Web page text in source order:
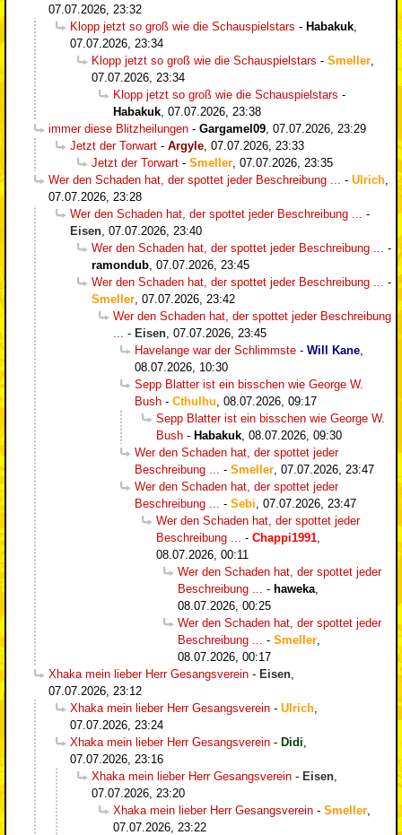
07.07.2026, 23:32
Klopp jetzt so groß wie die Schauspielstars - Habakuk
07.07.2026, 23:34
Klopp jetzt so groß wie die Schauspielstars - Smeller
07.07.2026, 23:34
Klopp jetzt so groß wie die Schauspielstars -
Habakuk 07.07.2026, 23:38
immer diese Blitzheilungen - Gargamel09 07.07.2026, 23:29
Jetzt der Torwart - Argyle 07.07.2026, 23:33
Jetzt der Torwart - Smeller 07.07.2026, 23:35
Wer den Schaden hat, der spottet jeder Beschreibung ...
- Ulrich
07.07.2026, 23:28
Wer den Schaden hat, der spottet jeder Beschreibung ...
-
Eisen 07.07.2026, 23:40
Wer den Schaden hat, der spottet jeder Beschreibung ...
-
ramondub 07.07.2026, 23:45
Wer den Schaden hat, der spottet jeder Beschreibung ...
-
Smeller 07.07.2026, 23:42
Wer den Schaden hat, der spottet jeder Beschreibung
- Eisen 07.07.2026, 23:45
Havelange war der Schlimmste - Will Kane
08.07.2026, 10:30
Sepp Blatter ist ein bisschen wie George W.
Bush - Cthulhu 08.07.2026, 09:17
Sepp Blatter ist ein bisschen wie George W.
Bush - Habakuk 08.07.2026, 09:30
Wer den Schaden hat, der spottet jeder
Beschreibung ...
- Smeller 07.07.2026, 23:47
Wer den Schaden hat, der spottet jeder
Beschreibung ...
- Sebi 07.07.2026, 23:47
Wer den Schaden hat, der spottet jeder
Beschreibung ...
- Chappi1991
08.07.2026, 00:11
Wer den Schaden hat, der spottet jeder
Beschreibung ...
- haweka
08.07.2026, 00:25
Wer den Schaden hat, der spottet jeder
Beschreibung ...
- Smeller
08.07.2026, 00:17
Xhaka mein lieber Herr Gesangsverein - Eisen
07.07.2026, 23:12
Xhaka mein lieber Herr Gesangsverein - Ulrich
07.07.2026, 23:24
Xhaka mein lieber Herr Gesangsverein - Didi
07.07.2026, 23:16
Xhaka mein lieber Herr Gesangsverein - Eisen
07.07.2026, 23:20
Xhaka mein lieber Herr Gesangsverein - Smeller
07.07.2026, 23:22